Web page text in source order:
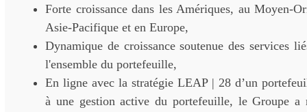
Forte croissance dans les Amériques, au Moyen-
Asie-Pacifique et en Europe,
Dynamique de croissance soutenue des services
l'ensemble du portefeuille,
En ligne avec la stratégie LEAP | 28 d’un
à une gestion active du portefeuille, le Groupe